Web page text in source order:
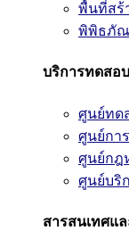
พื้นที่สร้
พิพิธภั
บริการทดสอ
ศูนย์ทด
ศูนย์กา
ศูนย์กฎ
ศูนย์บริ
สารสนเทศแ